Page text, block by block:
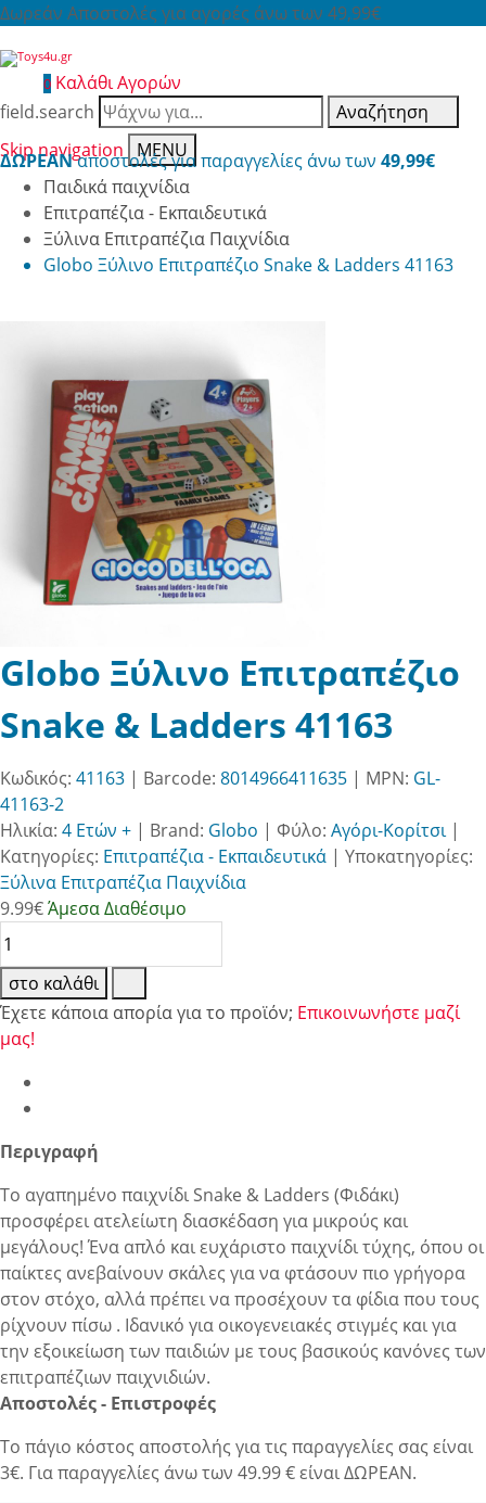
Δωρεάν Αποστολές για αγορές άνω των 49,99€
0 Καλάθι Αγορών
field.search
Αναζήτηση
Skip navigation
MENU
ΔΩΡΕΑΝαποστολές για παραγγελίες άνω των 49,99€
Παιδικά παιχνίδια
Επιτραπέζια - Εκπαιδευτικά
Ξύλινα Επιτραπέζια Παιχνίδια
Globo Ξύλινο Επιτραπέζιο Snake & Ladders 41163
Globo Ξύλινο Επιτραπέζιο
Snake & Ladders 41163
Κωδικός: 41163 | Barcode: 8014966411635 | MPN: GL-
41163-2
Ηλικία: 4 Ετών + | Brand: Globo | Φύλο: Αγόρι-Κορίτσι|
Κατηγορίες: Επιτραπέζια - Εκπαιδευτικά | Υποκατηγορίες:
Ξύλινα Επιτραπέζια Παιχνίδια
9.99€Άμεσα Διαθέσιμο
στο καλάθι
Έχετε κάποια απορία για το προϊόν; Επικοινωνήστε μαζί
μας!
Περιγραφή
Το αγαπημένο παιχνίδι Snake & Ladders (Φιδάκι)
προσφέρει ατελείωτη διασκέδαση για μικρούς και
μεγάλους! Ένα απλό και ευχάριστο παιχνίδι τύχης, όπου οι
παίκτες ανεβαίνουν σκάλες για να φτάσουν πιο γρήγορα
στον στόχο, αλλά πρέπει να προσέχουν τα φίδια που τους
ρίχνουν πίσω . Ιδανικό για οικογενειακές στιγμές και για
την εξοικείωση των παιδιών με τους βασικούς κανόνες των
επιτραπέζιων παιχνιδιών.
Αποστολές - Επιστροφές
Το πάγιο κόστος αποστολής για τις παραγγελίες σας είναι
3€. Για παραγγελίες άνω των 49.99 € είναι ΔΩΡΕΑΝ.